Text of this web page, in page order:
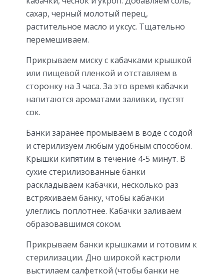
сахар, черный молотый перец,
растительное масло и уксус. Тщательно
перемешиваем.
Прикрываем миску с кабачками крышкой
или пищевой пленкой и отставляем в
сторонку на 3 часа. За это время кабачки
напитаются ароматами заливки, пустят
сок.
Банки заранее промываем в воде с содой
и стерилизуем любым удобным способом.
Крышки кипятим в течение 4-5 минут. В
сухие стерилизованные банки
раскладываем кабачки, несколько раз
встряхиваем банку, чтобы кабачки
улеглись поплотнее. Кабачки заливаем
образовавшимся соком.
Прикрываем банки крышками и готовим к
стерилизации. Дно широкой кастрюли
выстилаем салфеткой (чтобы банки не